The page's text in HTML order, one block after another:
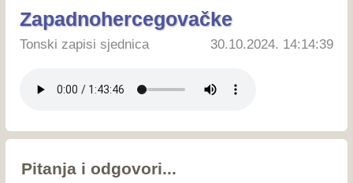
Zapadnohercegovačke
Tonski zapisi sjednica 30.10.2024. 14:14:39
Pitanja i odgovori...